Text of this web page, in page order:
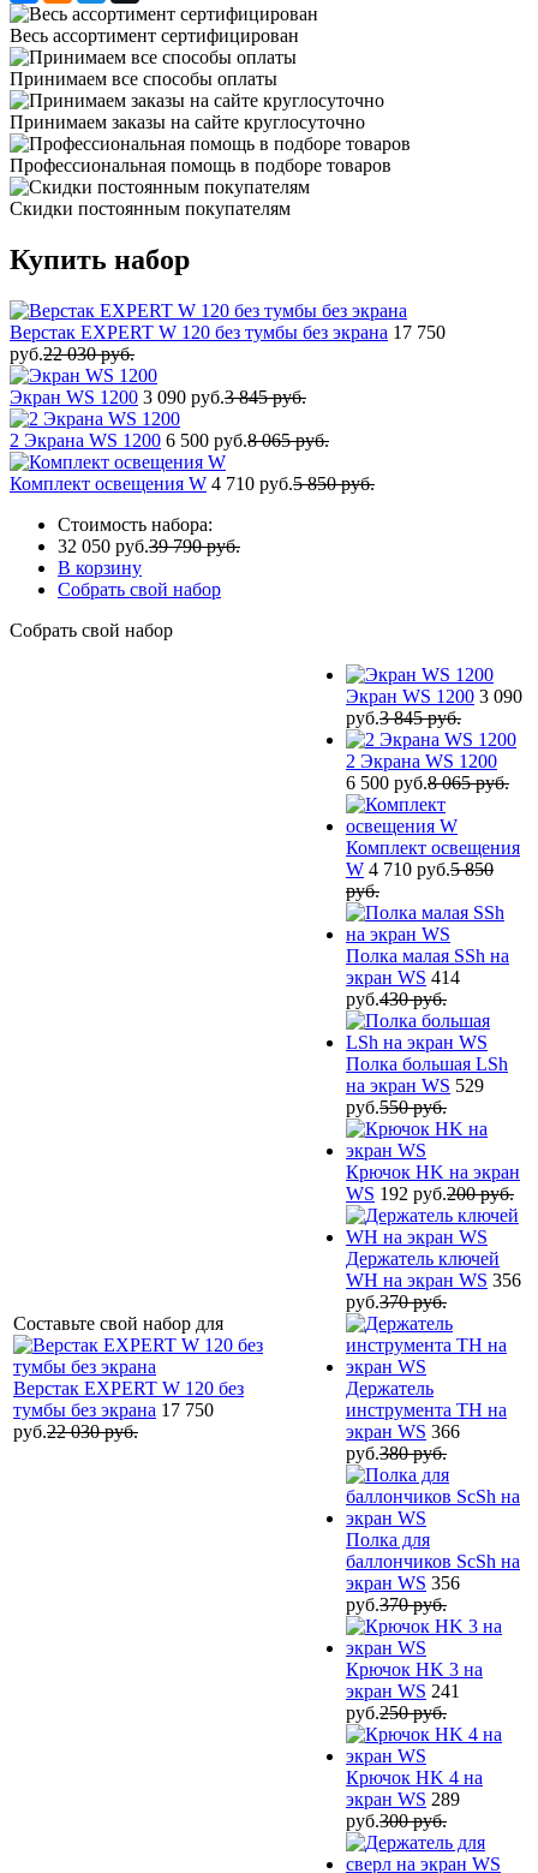
Весь ассортимент сертифицирован
Принимаем все способы оплаты
Принимаем заказы на сайте круглосуточно
Профессиональная помощь в подборе товаров
Скидки постоянным покупателям
Купить набор
Верстак EXPERT W 120 без тумбы без экрана 17 750
руб.22 030 руб.
Экран WS 1200 3 090 руб.3 845 руб.
2 Экрана WS 1200 6 500 руб.8 065 руб.
Комплект освещения W 4 710 руб.5 850 руб.
Стоимость набора:
32 050 руб.39 790 руб.
В корзину
Собрать свой набор
Собрать свой набор
Составьте свой набор для
Верстак EXPERT W 120 без
тумбы без экрана 17 750
руб.22 030 руб.
Экран WS 1200 3 090
руб.3 845 руб.
2 Экрана WS 1200
6 500 руб.8 065 руб.
Комплект освещения
W 4 710 руб.5 850
руб.
Полка малая SSh на
экран WS 414
руб.430 руб.
Полка большая LSh
на экран WS 529
руб.550 руб.
Крючок HK на экран
WS 192 руб.200 руб.
Держатель ключей
WH на экран WS 356
руб.370 руб.
Держатель
инструмента TH на
экран WS 366
руб.380 руб.
Полка для
баллончиков ScSh на
экран WS 356
руб.370 руб.
Крючок HK 3 на
экран WS 241
руб.250 руб.
Крючок HK 4 на
экран WS 289
руб.300 руб.